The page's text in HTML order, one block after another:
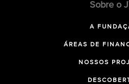
Sobre o
A
ÁREAS DE
NOSSOS